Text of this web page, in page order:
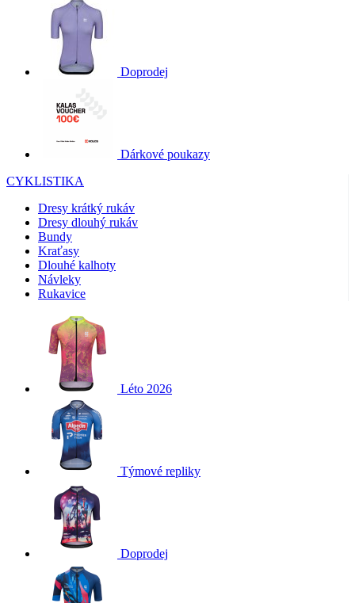
Doprodej
Dárkové poukazy
CYKLISTIKA
Dresy krátký rukáv
Dresy dlouhý rukáv
Bundy
Kraťasy
Dlouhé kalhoty
Návleky
Rukavice
Léto 2026
Týmové repliky
Doprodej